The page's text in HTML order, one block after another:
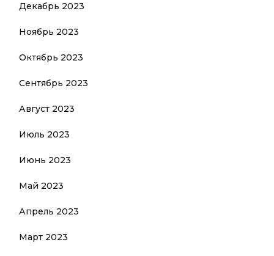
Декабрь 2023
Ноябрь 2023
Октябрь 2023
Сентябрь 2023
Август 2023
Июль 2023
Июнь 2023
Май 2023
Апрель 2023
Март 2023